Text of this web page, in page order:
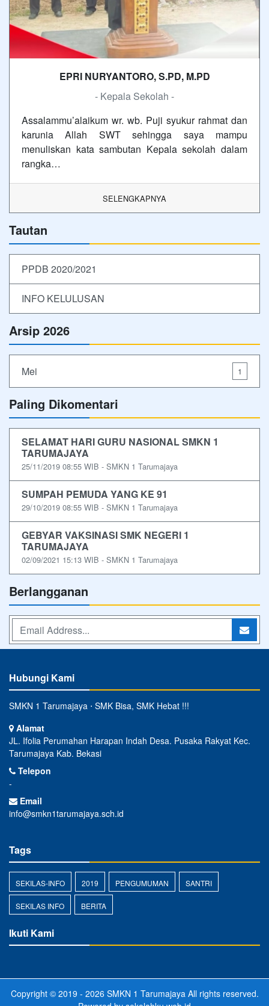
EPRI NURYANTORO, S.PD, M.PD
- Kepala Sekolah -
Assalammu’alaikum wr. wb. Puji syukur rahmat dan
karunia Allah SWT sehingga saya mampu
menuliskan kata sambutan Kepala sekolah dalam
rangka…
SELENGKAPNYA
Tautan
PPDB 2020/2021
INFO KELULUSAN
Arsip 2026
Mei 1
Paling Dikomentari
SELAMAT HARI GURU NASIONAL SMKN 1
TARUMAJAYA
25/11/2019 08:55 WIB - SMKN 1 Tarumajaya
SUMPAH PEMUDA YANG KE 91
29/10/2019 08:55 WIB - SMKN 1 Tarumajaya
GEBYAR VAKSINASI SMK NEGERI 1
TARUMAJAYA
02/09/2021 15:13 WIB - SMKN 1 Tarumajaya
Berlangganan
Hubungi Kami
SMKN 1 Tarumajaya ⋅ SMK Bisa, SMK Hebat !!!
Alamat
JL. Ifolia Perumahan Harapan Indah Desa. Pusaka Rakyat Kec.
Tarumajaya Kab. Bekasi
Telepon
-
Email
info@smkn1tarumajaya.sch.id
Tags
SEKILAS-INFO 2019 PENGUMUMAN SANTRI
SEKILAS INFO BERITA
Ikuti Kami
Copyright © 2019 - 2026 SMKN 1 TarumajayaAll rights reserved.